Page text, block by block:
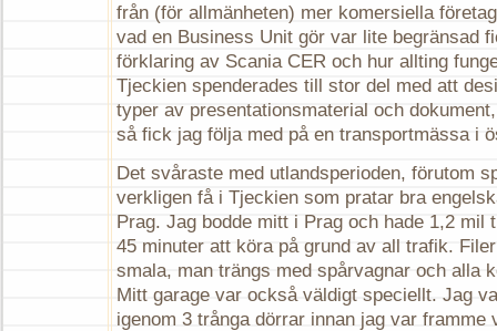
från (för allmänheten) mer komersiella
vad en Business Unit gör var lite begränsad
förklaring av Scania CER och hur allting
Tjeckien spenderades till stor del med att
typer av presentationsmaterial och
så fick jag följa med på en transportmässa i
Det svåraste med utlandsperioden, förutom
verkligen få i Tjeckien som pratar bra
Prag. Jag bodde mitt i Prag och hade 1,2 mil
45 minuter att köra på grund av all trafik.
smala, man trängs med spårvagnar och alla
Mitt garage var också väldigt speciellt. Jag
igenom 3 trånga dörrar innan jag var framme